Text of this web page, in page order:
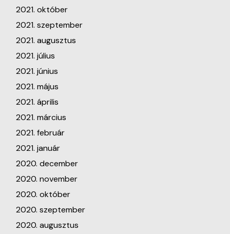
2021. október
2021. szeptember
2021. augusztus
2021. július
2021. június
2021. május
2021. április
2021. március
2021. február
2021. január
2020. december
2020. november
2020. október
2020. szeptember
2020. augusztus